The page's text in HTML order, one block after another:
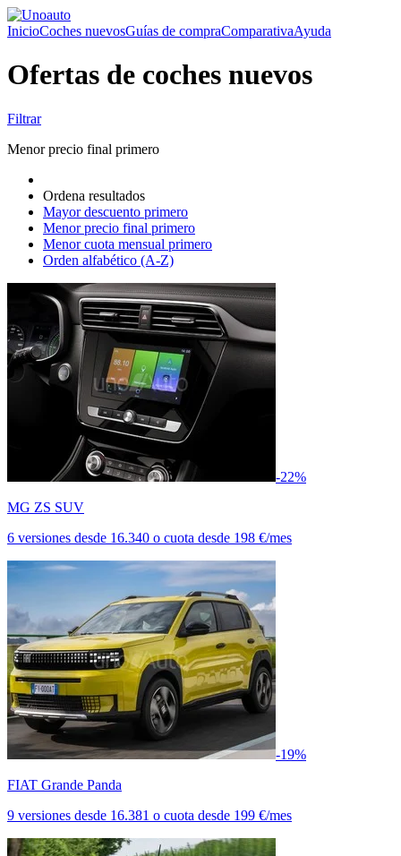
InicioCoches nuevosGuías de compraComparativaAyuda
Ofertas de coches nuevos
Filtrar
Menor precio final primero
Ordena resultados
Mayor descuento primero
Menor precio final primero
Menor cuota mensual primero
Orden alfabético (A-Z)
-22%
MG ZS SUV
6 versiones desde 16.340 o cuota desde 198 €/mes
-19%
FIAT Grande Panda
9 versiones desde 16.381 o cuota desde 199 €/mes